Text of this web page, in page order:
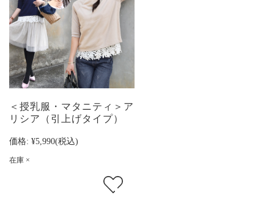
＜授乳服・マタニティ＞ア
リシア（引上げタイプ）
価格: ¥5,990(税込)
在庫 ×